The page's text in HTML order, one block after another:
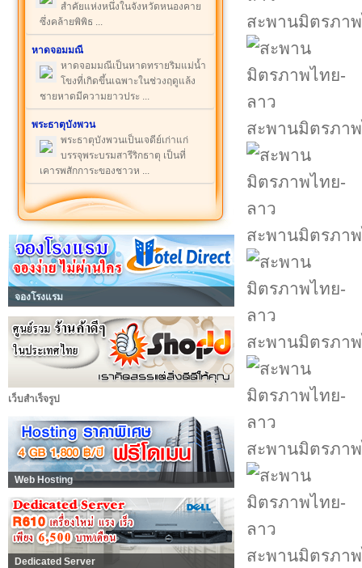
สำคัยแห่งหนึ่งในจังหวัดหนองคาย
ซึ่งคล้ายพิพิธ ...
หาดจอมมณี
หาดจอมมณีเป็นหาดทรายริมแม่น้ำ
โขงที่เกิดขึ้นเฉพาะในช่วงฤดูแล้ง
ชายหาดมีความยาวประ ...
พระธาตุบังพวน
พระธาตุบังพวนเป็นเจดีย์เก่าแก่
บรรจุพระบรมสารีริกธาตุ เป็นที่
เคารพสักการะของชาวห ...
จองโรงแรม
เว็บสำเร็จรูป
Web Hosting
Dedicated Server
สะพานมิตรภา
สะพานมิตรภา
สะพานมิตรภา
สะพานมิตรภา
สะพานมิตรภา
สะพานมิตรภา